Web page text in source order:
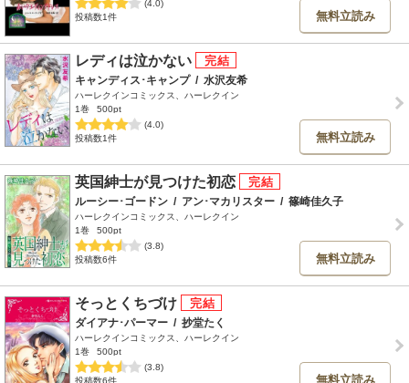
(4.0)
投稿数1件
無料立読み
レディは泣かない
キャンディス･キャンプ / 水沢友希
ハーレクインコミックス、ハーレクイン
1巻
500pt
(4.0)
投稿数1件
無料立読み
英国紳士が見つけた初恋
ルーシー･ゴードン / アン･マカリスター / 篠崎佳久子
ハーレクインコミックス、ハーレクイン
1巻
500pt
(3.8)
投稿数6件
無料立読み
そっとくちづけ
ダイアナ･パーマー / 抄堂たく
ハーレクインコミックス、ハーレクイン
1巻
500pt
(3.8)
投稿数6件
無料立読み